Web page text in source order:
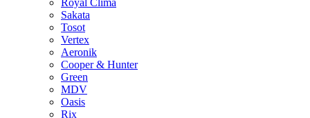
Sakata
Tosot
Vertex
Aeronik
Cooper & Hunter
Green
MDV
Oasis
Rix